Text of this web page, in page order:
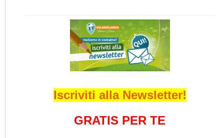
Iscriviti alla Newsletter!
GRATIS PER TE